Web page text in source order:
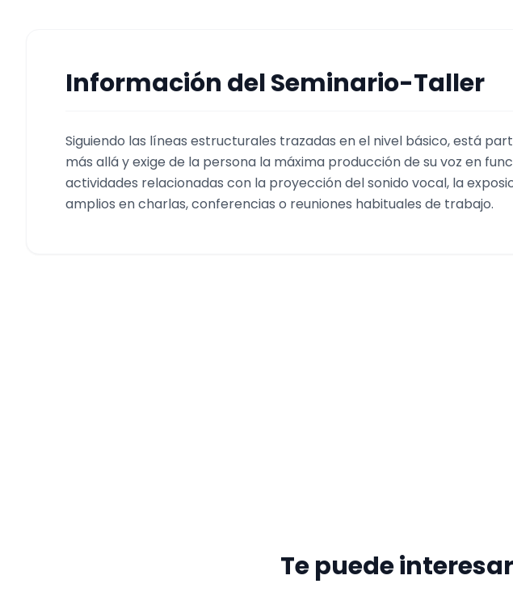
Información del Seminario-Taller
Siguiendo las líneas estructurales trazadas en el nivel básico, está
más allá y exige de la persona la máxima producción de su voz en
actividades relacionadas con la proyección del sonido vocal, la
amplios en charlas, conferencias o reuniones habituales de trabajo.
Te puede